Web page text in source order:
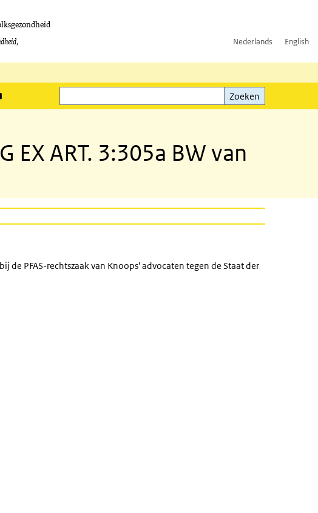
Nederlands English
Zoeken
Zoeken
EX ART. 3:305a BW van
PFAS-rechtszaak van Knoops' advocaten tegen de Staat der